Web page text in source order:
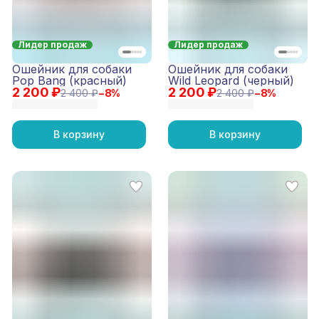
Лидер продаж
2 200 ₽2 400 ₽−8%
Ошейник для собаки
Pop Bang (красный)
В корзину
Лидер продаж
2 200 ₽2 400 ₽−8%
Ошейник для собаки
Wild Leopard (черный)
В корзину